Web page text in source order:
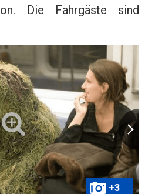
Die Fahrgäste sind
+3